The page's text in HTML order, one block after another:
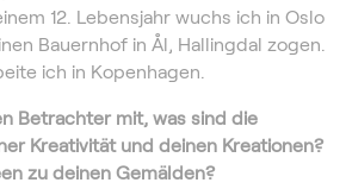
12. Lebensjahr wuchs ich in Oslo
Bauernhof in Ål, Hallingdal zogen.
ich in Kopenhagen.
Betrachter mit, was sind die
Kreativität und deinen Kreationen?
zu deinen Gemälden?